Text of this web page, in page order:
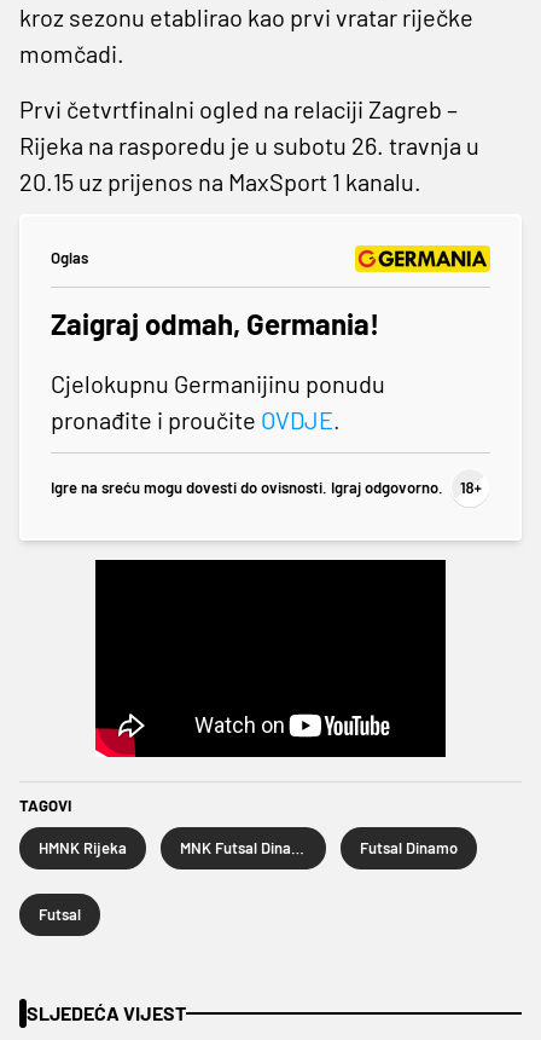
kroz sezonu etablirao kao prvi vratar riječke
momčadi.
Prvi četvrtfinalni ogled na relaciji Zagreb –
Rijeka na rasporedu je u subotu 26. travnja u
20.15 uz prijenos na MaxSport 1 kanalu.
Oglas
Zaigraj odmah, Germania!
Cjelokupnu Germanijinu ponudu
pronađite i proučite OVDJE.
Igre na sreću mogu dovesti do ovisnosti. Igraj odgovorno.
TAGOVI
HMNK Rijeka Futsal Dinamo
Futsal
SLJEDEĆA VIJEST